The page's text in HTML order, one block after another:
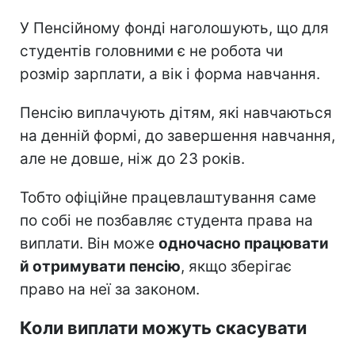
У Пенсійному фонді наголошують, що для
студентів головними є не робота чи
розмір зарплати, а вік і форма навчання.
Пенсію виплачують дітям, які навчаються
на денній формі, до завершення навчання,
але не довше, ніж до 23 років.
Тобто офіційне працевлаштування саме
по собі не позбавляє студента права на
виплати. Він може одночасно працювати
й отримувати пенсію, якщо зберігає
право на неї за законом.
Коли виплати можуть скасувати